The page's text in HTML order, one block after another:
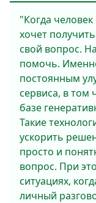
"Когда
хочет
свой вопрос.
помочь.
постоянным
сервиса, в том
базе
Такие
ускорить
просто и
вопрос. При
ситуациях,
личный